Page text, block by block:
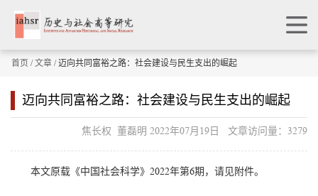
首页 /文章 / 迈向共同富裕之路：社会建设与民生支出的崛起
迈向共同富裕之路：社会建设与民生支出的崛起
焦长权 董磊明 2022年07月19日 文章访问量：3279
本文原载《中国社会科学》2022年第6期，请见附件。